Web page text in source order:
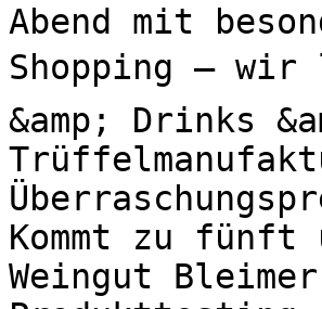
Abend mit
Shopping – wir
&amp; Drinks
Kommt zu fünft
Weingut